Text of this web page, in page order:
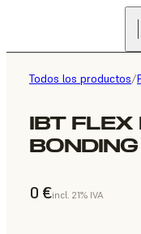
Todos los productos/
IBT FLEX
0 €incl. 21% IVA